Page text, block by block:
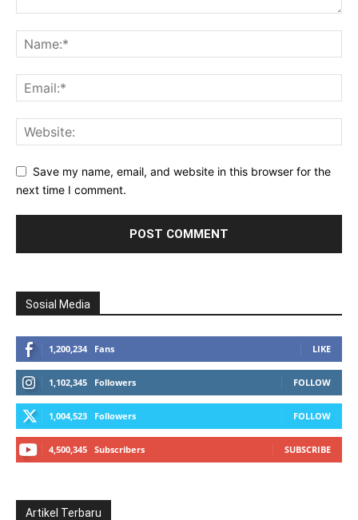
Save my name, email, and website in this browser for the
next time I comment.
Sosial Media
1,200,234 Fans LIKE
1,102,345 Followers FOLLOW
1,004,523 Followers FOLLOW
4,500,345 Subscribers SUBSCRIBE
Artikel Terbaru